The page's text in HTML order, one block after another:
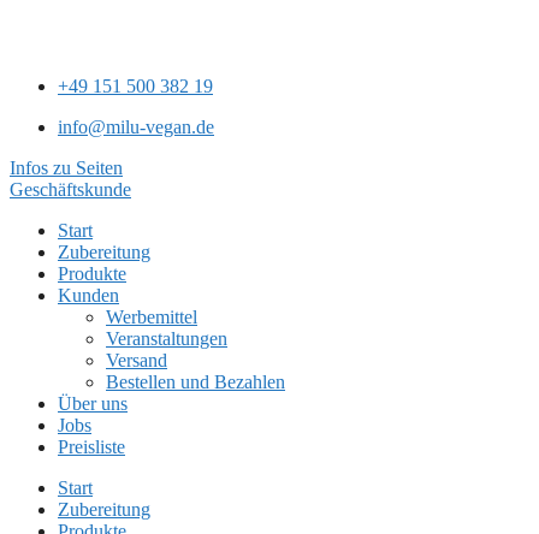
+49 151 500 382 19
info@milu-vegan.de
Infos zu Seiten
Geschäftskunde
Start
Zubereitung
Produkte
Kunden
Werbemittel
Veranstaltungen
Versand
Bestellen und Bezahlen
Über uns
Jobs
Preisliste
Start
Zubereitung